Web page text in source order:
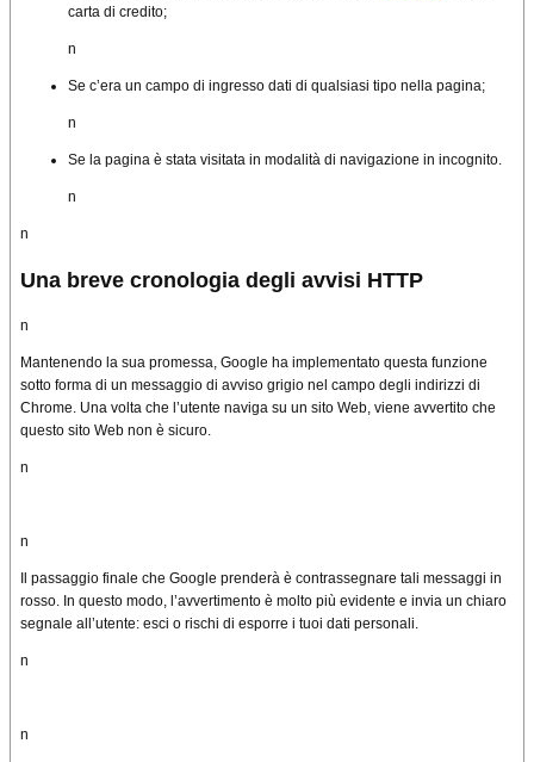
carta di credito;
n
Se c’era un campo di ingresso dati di qualsiasi tipo nella pagina;
n
Se la pagina è stata visitata in modalità di navigazione in incognito.
n
n
Una breve cronologia degli avvisi HTTP
n
Mantenendo la sua promessa, Google ha implementato questa funzione
sotto forma di un messaggio di avviso grigio nel campo degli indirizzi di
Chrome. Una volta che l’utente naviga su un sito Web, viene avvertito che
questo sito Web non è sicuro.
n
n
Il passaggio finale che Google prenderà è contrassegnare tali messaggi in
rosso. In questo modo, l’avvertimento è molto più evidente e invia un chiaro
segnale all’utente: esci o rischi di esporre i tuoi dati personali.
n
n